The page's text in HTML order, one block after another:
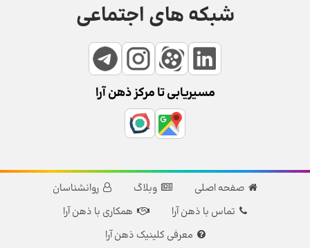
شبکه های اجتماعی
مسیریابی تا مرکز ذهن آرا
صفحه اصلی وبلاگ
روانشناسان
تماس با ذهن آرا
همکاری با ذهن آرا
معرفی کلینیک ذهن آرا